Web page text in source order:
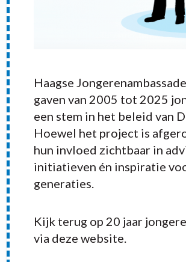
RECENT POSTS
Haagse
gaven van 2005 tot 2025
een stem in het beleid van
Hoewel het project is
hun invloed zichtbaar in
initiatieven én inspiratie
generaties.
Kijk terug op 20 jaar
via deze website.